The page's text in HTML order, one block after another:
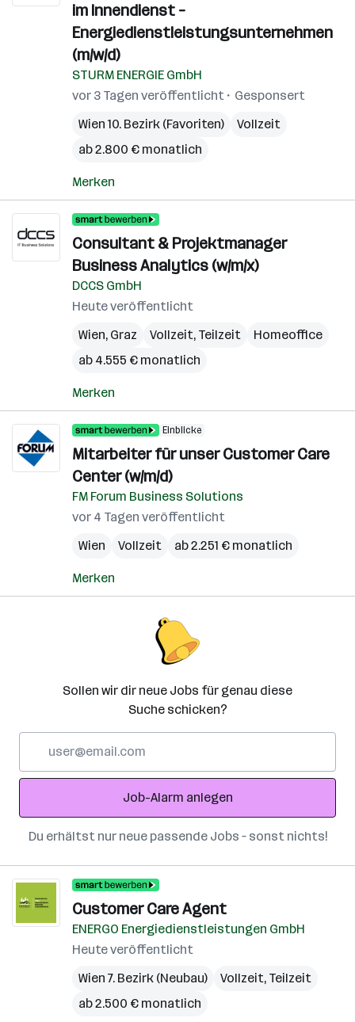
im Innendienst –
Energiedienstleistungsunternehmen
(m/w/d)
STURM ENERGIE GmbH
vor 3 Tagen veröffentlicht
Gesponsert
Wien 10. Bezirk (Favoriten)
Vollzeit
ab 2.800 € monatlich
Merken
Consultant & Projektmanager
Business Analytics (w/m/x)
DCCS GmbH
Heute veröffentlicht
Wien, Graz Vollzeit, Teilzeit
Homeoffice
ab 4.555 € monatlich
Merken
Einblicke
Mitarbeiter für unser Customer Care
Center (w/m/d)
FM Forum Business Solutions
vor 4 Tagen veröffentlicht
Wien
Vollzeit ab 2.251 € monatlich
Merken
Sollen wir dir neue Jobs für genau diese
Suche schicken?
Adresse
Job-Alarm anlegen
Du erhältst nur neue passende Jobs – sonst nichts!
Customer Care Agent
ENERGO Energiedienstleistungen GmbH
Heute veröffentlicht
Wien 7. Bezirk (Neubau)
Vollzeit, Teilzeit
ab 2.500 € monatlich